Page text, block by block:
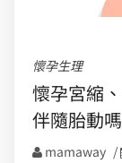
懷孕生理
懷孕宮縮
伴隨胎動
mamaway /